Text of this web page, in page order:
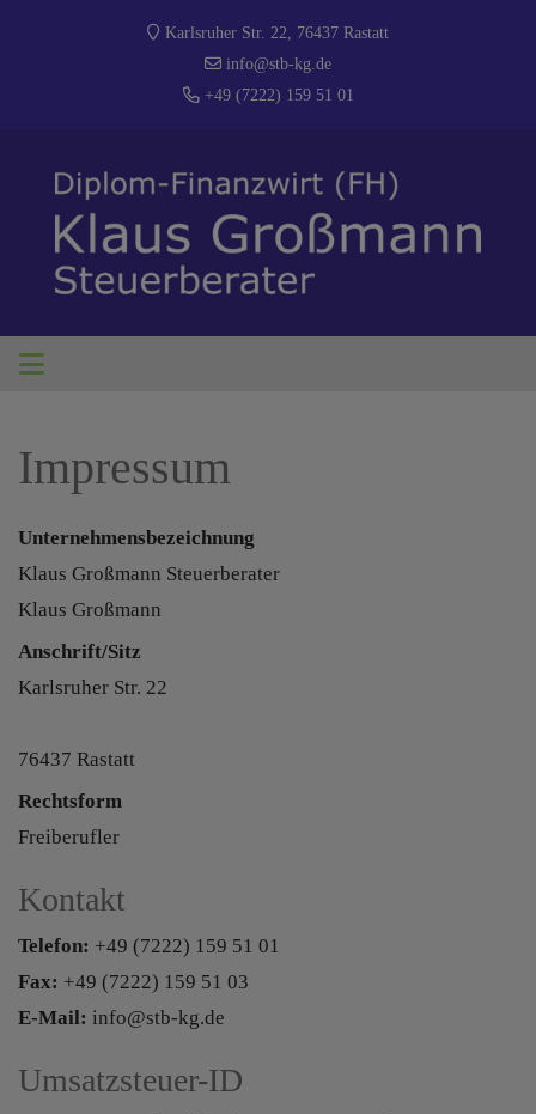
Karlsruher Str. 22, 76437 Rastatt
info@stb-kg.de
+49 (7222) 159 51 01
Impressum
Unternehmensbezeichnung
Klaus Großmann Steuerberater
Klaus Großmann
Anschrift/Sitz
Karlsruher Str. 22
76437 Rastatt
Rechtsform
Freiberufler
Kontakt
Telefon: +49 (7222) 159 51 01
Fax: +49 (7222) 159 51 03
E-Mail: info@stb-kg.de
Umsatzsteuer-ID